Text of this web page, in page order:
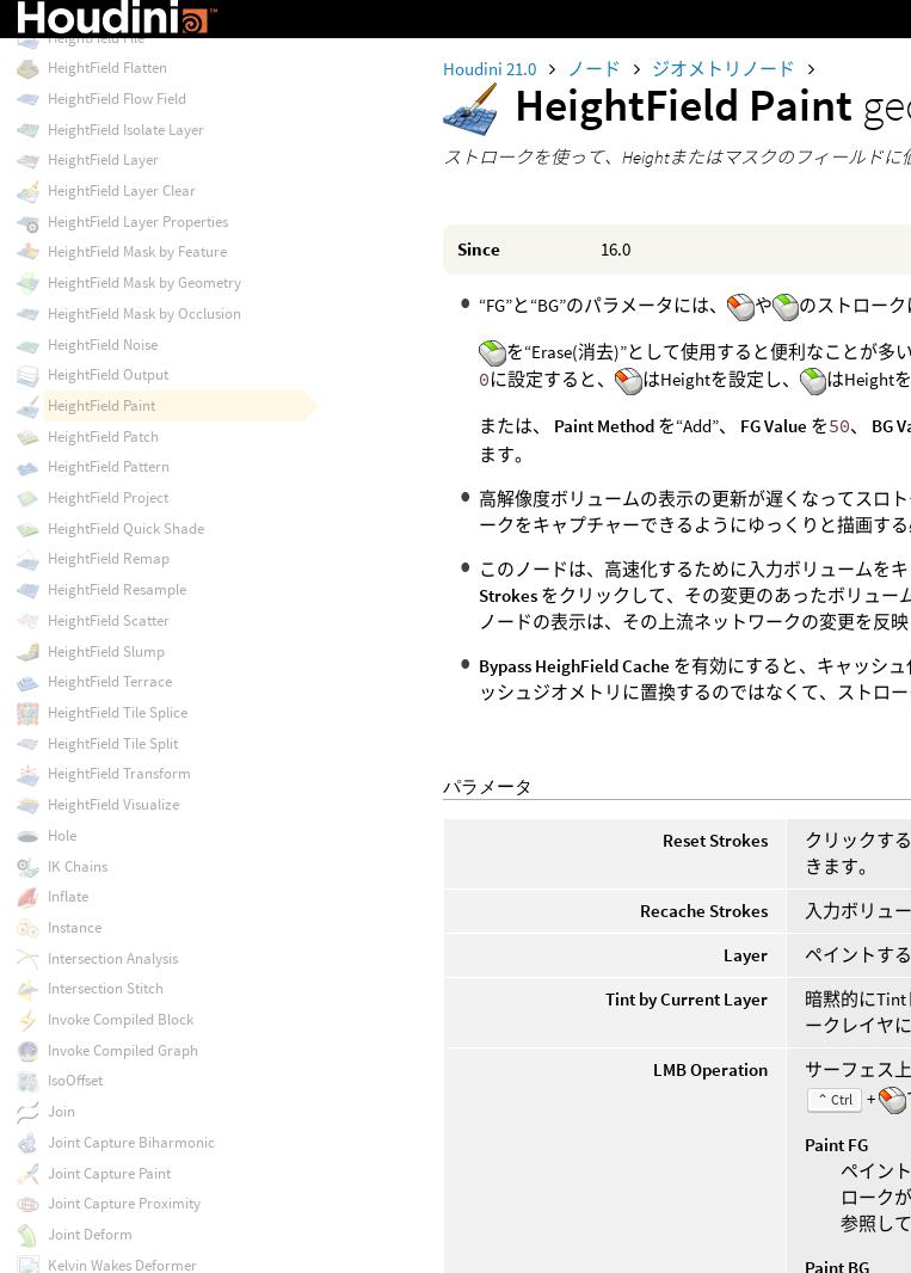
Houdini 21.0 ノード ジオメトリノード
HeightField Paint
ストロークを使って、Heightまたはマスクのフィールドに
Since 16.0
“FG”と“BG”のパラメータには、 や のストローク
を“Erase(消去)”として使用すると便利なことが多
0に設定すると、 はHeightを設定し、 はHeight
または、 Paint Method を“Add”、 FG Value を50、 BG
ます。
高解像度ボリュームの表示の更新が遅くなってスロ
ークをキャプチャーできるようにゆっくりと描画する
このノードは、高速化するために入力ボリュームを
Strokes をクリックして、その変更のあったボリュ
ノードの表示は、その上流ネットワークの変更を反映
Bypass HeighField Cache を有効にすると、キャッシ
ッシュジオメトリに置換するのではなくて、ストロ
パラメータ
Reset Strokes
クリックす
きます。
Recache Strokes
入力ボリュ
Layer
ペイントす
Tint by Current Layer
暗黙的にTint
ークレイヤ
LMB Operation
サーフェス
⌃ Ctrl +
Paint FG
ペイン
ローク
参照し
Paint BG
HeightField Erode Thermal
HeightField File
HeightField Flatten
HeightField Flow Field
HeightField Isolate Layer
HeightField Layer
HeightField Layer Clear
HeightField Layer Properties
HeightField Mask by Feature
HeightField Mask by Geometry
HeightField Mask by Occlusion
HeightField Noise
HeightField Output
HeightField Paint
HeightField Patch
HeightField Pattern
HeightField Project
HeightField Quick Shade
HeightField Remap
HeightField Resample
HeightField Scatter
HeightField Slump
HeightField Terrace
HeightField Tile Splice
HeightField Tile Split
HeightField Transform
HeightField Visualize
Hole
IK Chains
Inflate
Instance
Intersection Analysis
Intersection Stitch
Invoke Compiled Block
Invoke Compiled Graph
IsoOffset
Join
Joint Capture Biharmonic
Joint Capture Paint
Joint Capture Proximity
Joint Deform
Kelvin Wakes Deformer